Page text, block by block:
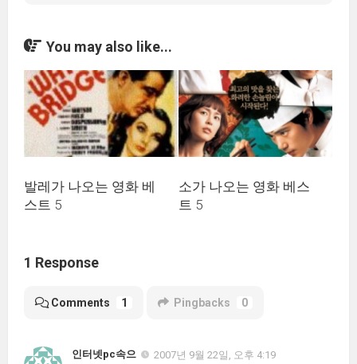
You may also like...
발레가 나오는 영화 베
스트 5
소가 나오는 영화 베스
트 5
1 Response
Comments 1 Pingbacks 0
인터넷pc속으
2007년 9월 22일, 오후 4:19